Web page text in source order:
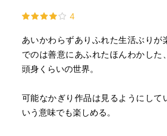
みんながマスクの街で／答えのない
「殺し屋」シドー／ミステリー「解
う、志村けんさん／いまだから、笑
は愉快な話を／「リモート演劇」の
の俳優論／緊張と静寂から笑いと熱
の対話／三十九、四十九、そして
4
あいかわらずありふれた生活ぶりが
でのは善意にあふれたほんわかした
頭身くらいの世界。
可能なかぎり作品は見るようにして
いう意味でも楽しめる。